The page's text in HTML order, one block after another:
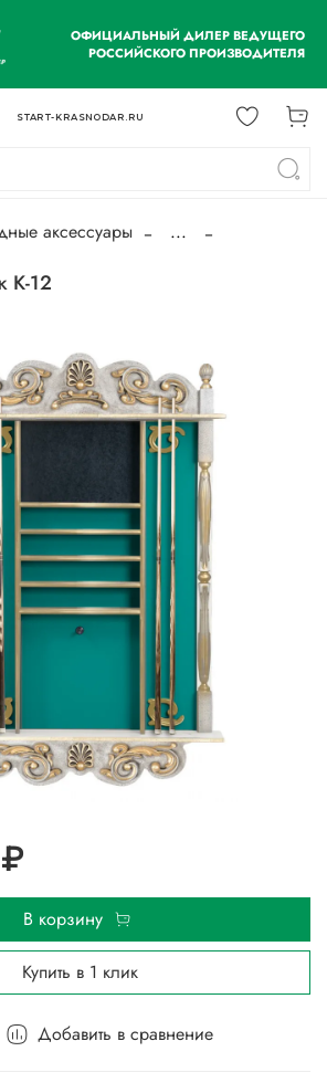
ОФИЦИАЛЬНЫЙ ДИЛЕР ВЕДУЩЕГО
РОССИЙСКОГО ПРОИЗВОДИТЕЛЯ
START-KRASNODAR.RU
аксессуары
...
К-12
Добавить в сравнение
В корзину
Купить в 1 клик